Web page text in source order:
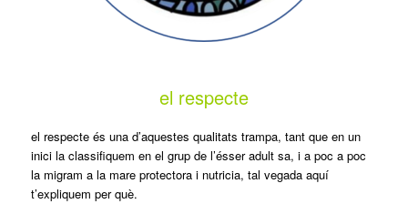
el respecte
el respecte és una d’aquestes qualitats trampa, tant que en un
inici la classifiquem en el grup de l’ésser adult sa, i a poc a poc
la migram a la mare protectora i nutricia, tal vegada aquí
t’expliquem per què.